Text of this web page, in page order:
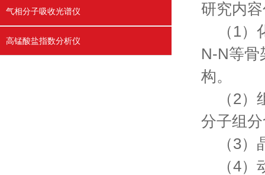
气相分子吸收光谱仪
高锰酸盐指数分析仪
研究内
（1）
N-N等骨
构。
（2）
分子组
（3）
（4）